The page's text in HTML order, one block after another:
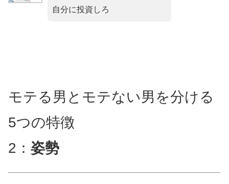
自分に投資しろ
モテる男とモテない男を分ける
5つの特徴
2： 姿勢